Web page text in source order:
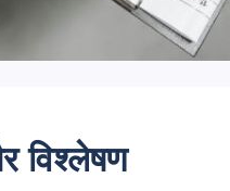
विश्लेषण